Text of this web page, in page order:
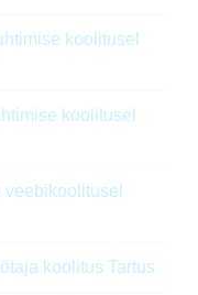
koolitusel
koolitusel
koolitus Tartus